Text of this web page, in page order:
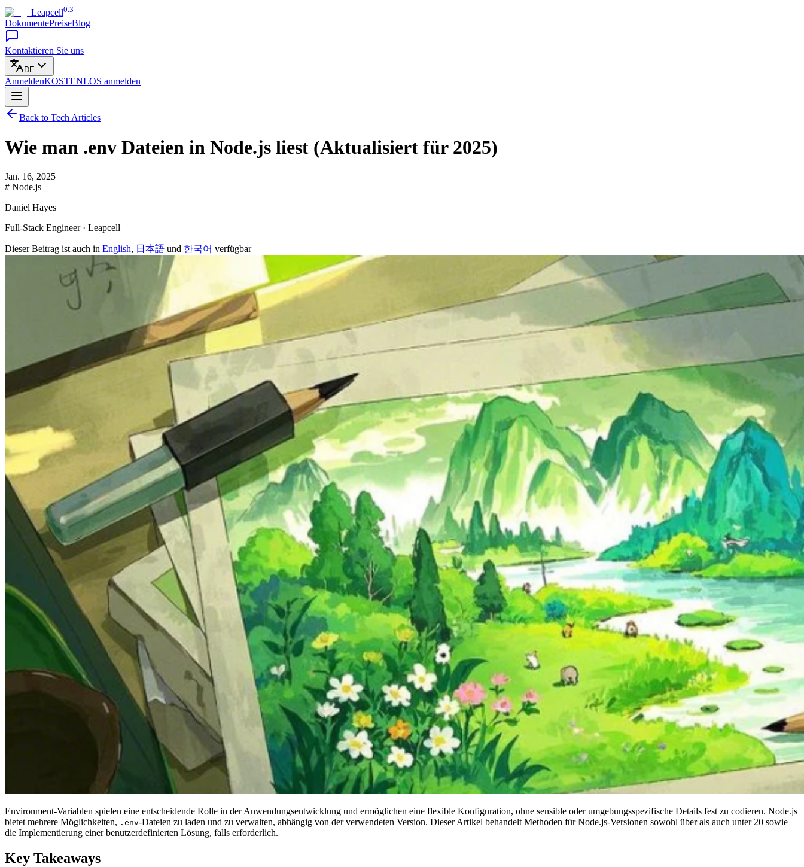
Leapcell0.3
DokumentePreiseBlog
Kontaktieren Sie uns
DE
AnmeldenKOSTENLOS anmelden
Back to Tech Articles
Wie man .env Dateien in Node.js liest (Aktualisiert für 2025)
Jan. 16, 2025
# Node.js
Daniel Hayes
Full-Stack Engineer · Leapcell
Dieser Beitrag ist auch in English, 日本語 und 한국어 verfügbar
Environment-Variablen spielen eine entscheidende Rolle in der Anwendungsentwicklung und ermöglichen eine flexible Konfiguration, ohne sensible oder umgebungsspezifische Details fest zu codieren. Node.js
bietet mehrere Möglichkeiten, .env-Dateien zu laden und zu verwalten, abhängig von der verwendeten Version. Dieser Artikel behandelt Methoden für Node.js-Versionen sowohl über als auch unter 20 sowie
die Implementierung einer benutzerdefinierten Lösung, falls erforderlich.
Key Takeaways